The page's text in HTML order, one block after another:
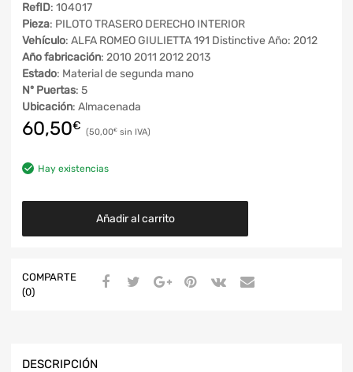
RefID: 104017
Pieza: PILOTO TRASERO DERECHO INTERIOR
Vehículo: ALFA ROMEO GIULIETTA 191 Distinctive Año: 2012
Año fabricación: 2010 2011 2012 2013
Estado: Material de segunda mano
Nº Puertas: 5
Ubicación: Almacenada
60,50€ 50,00€
Hay existencias
Añadir al carrito
COMPARTE
(0)
DESCRIPCIÓN